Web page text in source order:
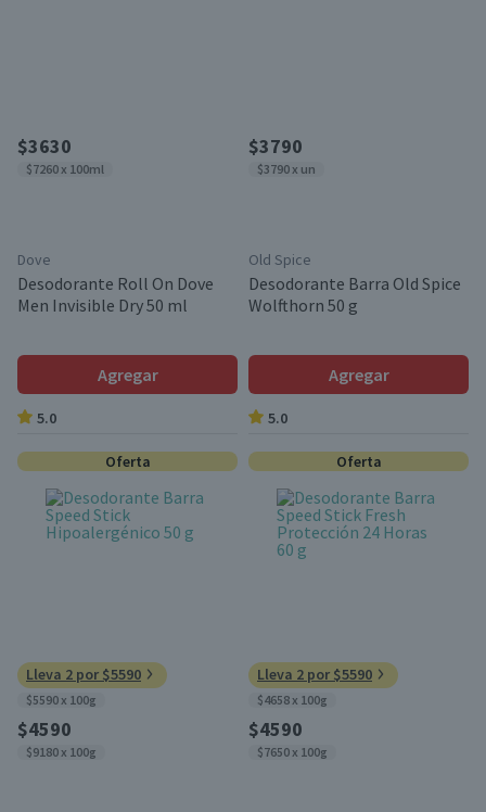
$3630
$7260 x 100ml
Dove
Desodorante Roll On Dove
Men Invisible Dry 50 ml
Agregar
5.0
$3790
$3790 x un
Old Spice
Desodorante Barra Old Spice
Wolfthorn 50 g
Agregar
5.0
Oferta
Lleva 2 por $5590
$5590 x 100g
$4590
$9180 x 100g
Oferta
Lleva 2 por $5590
$4658 x 100g
$4590
$7650 x 100g